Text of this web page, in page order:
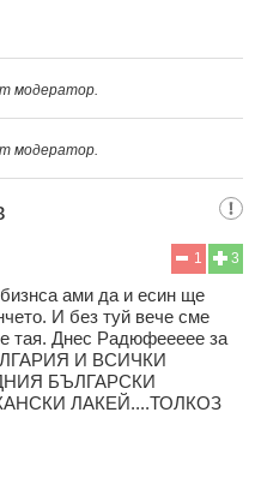
модератор.
модератор.
3
1
ами да и есин ще
И без туй вече сме
тая. Днес Радюфеееее за
И ВСИЧКИ
БЪЛГАРСКИ
ЛАКЕЙ....ТОЛКОЗ